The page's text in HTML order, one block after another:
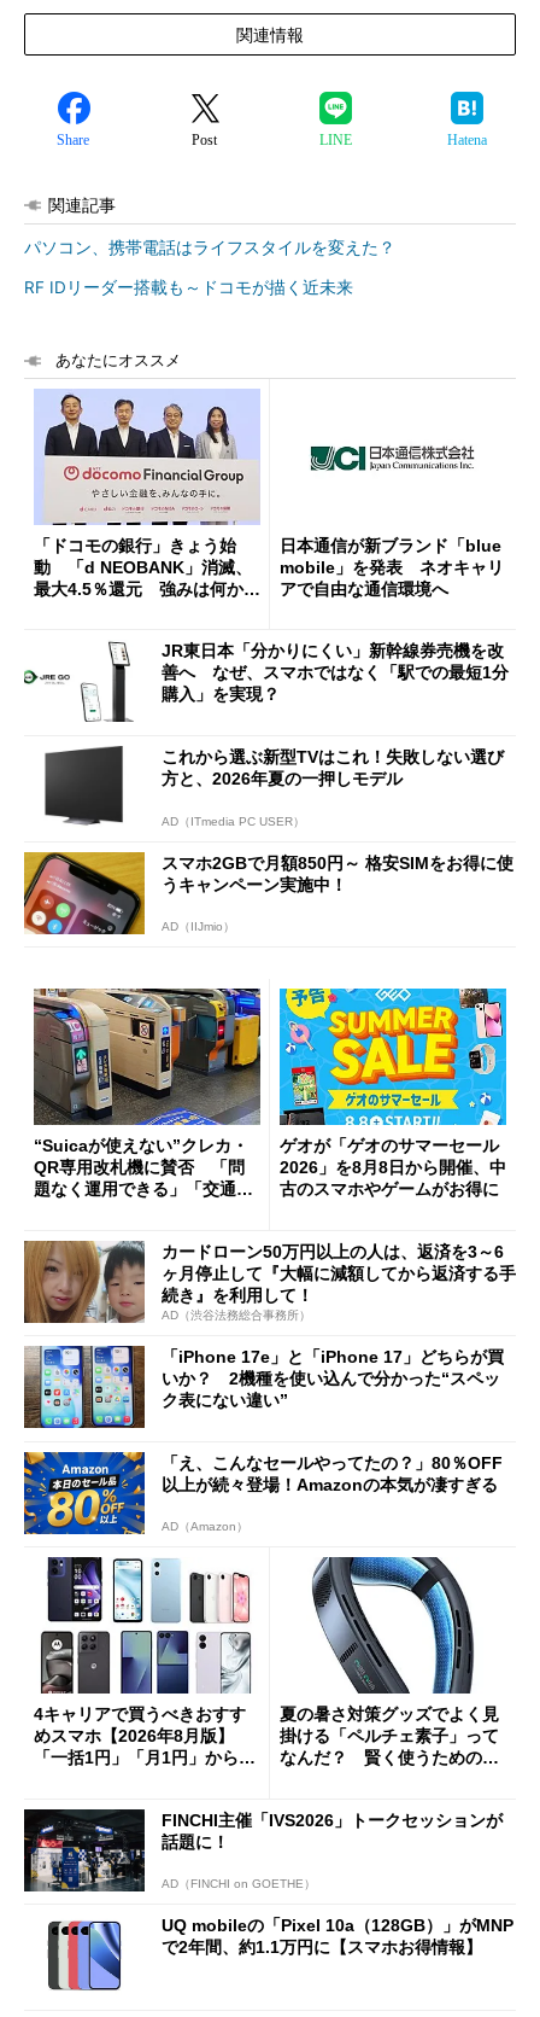
関連情報
Share Post LINE Hatena
関連記事
パソコン、携帯電話はライフスタイルを変えた？
RF IDリーダー搭載も～ドコモが描く近未来
あなたにオススメ
「ドコモの銀行」きょう始
動 「d NEOBANK」消滅、
最大4.5％還元 強みは何か解
日本通信が新ブランド「blue
mobile」を発表 ネオキャリ
アで自由な通信環境へ
JR東日本「分かりにくい」新幹線券売機を改
善へ なぜ、スマホではなく「駅での最短1分
購入」を実現？
これから選ぶ新型TVはこれ！失敗しない選び
方と、2026年夏の一押しモデル
AD（ITmedia PC USER）
スマホ2GBで月額850円～ 格安SIMをお得に使
うキャンペーン実施中！
AD（IIJmio）
“Suicaが使えない”クレカ・
QR専用改札機に賛否 「問
題なく運用できる」「交通系I
ゲオが「ゲオのサマーセール
2026」を8月8日から開催、中
古のスマホやゲームがお得に
カードローン50万円以上の人は、返済を3～6
ヶ月停止して『大幅に減額してから返済する手
続き』を利用して！
AD（渋谷法務総合事務所）
「iPhone 17e」と「iPhone 17」どちらが買
いか？ 2機種を使い込んで分かった“スペッ
ク表にない違い”
「え、こんなセールやってたの？」80％OFF
以上が続々登場！Amazonの本気が凄すぎる
AD（Amazon）
4キャリアで買うべきおすす
めスマホ【2026年8月版】
「一括1円」「月1円」からお
夏の暑さ対策グッズでよく見
掛ける「ペルチェ素子」って
なんだ？ 賢く使うための注
FINCHI主催「IVS2026」トークセッションが
話題に！
AD（FINCHI on GOETHE）
UQ mobileの「Pixel 10a（128GB）」がMNP
で2年間、約1.1万円に【スマホお得情報】